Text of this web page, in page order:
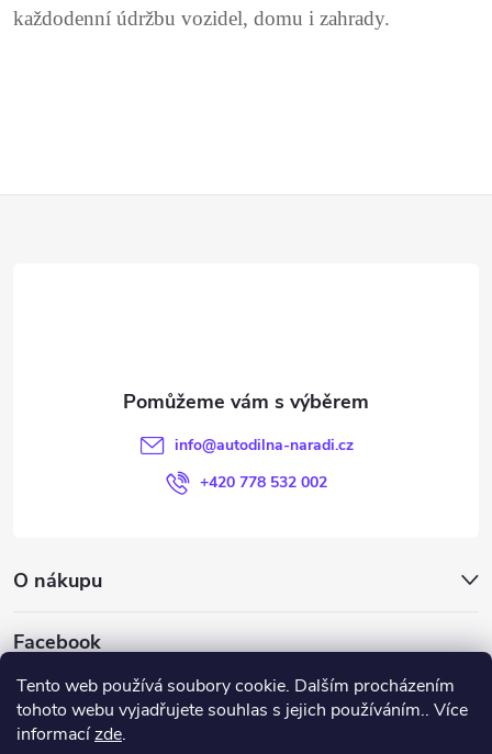
Tento web používá soubory cookie. Dalším procházením
tohoto webu vyjadřujete souhlas s jejich používáním.. Více
informacízde.
každodenní údržbu vozidel, domu i zahrady.
info@autodilna-naradi.cz
+420 778 532 002
O nákupu
Facebook